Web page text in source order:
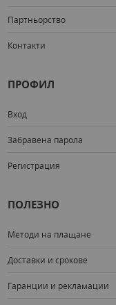
Партньорство
Контакти
ПРОФИЛ
Вход
Забравена парола
Регистрация
ПОЛЕЗНО
Методи на плащане
Доставки и срокове
Гаранции и рекламации